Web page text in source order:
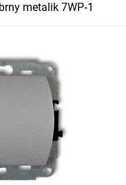
metalik 7WP‑1